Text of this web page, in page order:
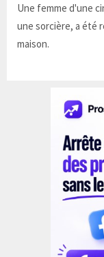
Une femme d'une
une sorcière, a été
maison.